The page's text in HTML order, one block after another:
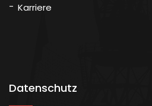
Karriere
Datenschutz